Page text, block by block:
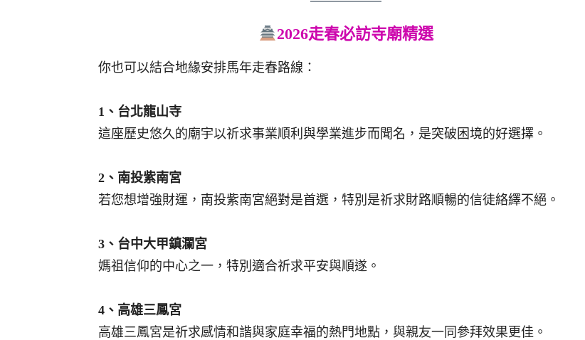
2026走春必訪寺廟精選
你也可以結合地緣安排馬年走春路線：
1、台北龍山寺
這座歷史悠久的廟宇以祈求事業順利與學業進步而聞名，是突破困境的好選擇。
2、南投紫南宮
若您想增強財運，南投紫南宮絕對是首選，特別是祈求財路順暢的信徒絡繹不絕。
3、台中大甲鎮瀾宮
媽祖信仰的中心之一，特別適合祈求平安與順遂。
4、高雄三鳳宮
高雄三鳳宮是祈求感情和諧與家庭幸福的熱門地點，與親友一同參拜效果更佳。